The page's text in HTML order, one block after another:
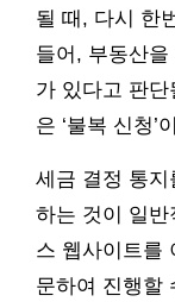
될 때, 다시 한
들어, 부동산
가 있다고 판
은 ‘불복 신청’
세금 결정 통지
하는 것이 일
스 웹사이트를
문하여 진행할